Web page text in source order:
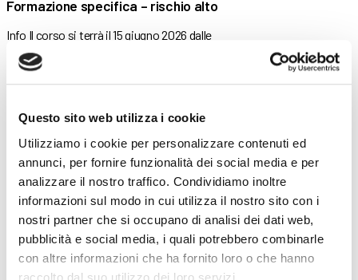
Questo sito web utilizza i cookie
Utilizziamo i cookie per personalizzare contenuti ed
annunci, per fornire funzionalità dei social media e per
analizzare il nostro traffico. Condividiamo inoltre
informazioni sul modo in cui utilizza il nostro sito con i
nostri partner che si occupano di analisi dei dati web,
pubblicità e social media, i quali potrebbero combinarle
con altre informazioni che ha fornito loro o che hanno
raccolto dal suo utilizzo dei loro servizi.
Formazione specifica – rischio alto
Info Il corso si terrà il 15 giugno 2026 dalle
26 Gennaio 2026
Formazione specifica – rischio basso
Info Il corso si terrà il 26 maggio 2026 dalle
Formazione generale
Info Il corso si terrà il 26 maggio 2026 dalle